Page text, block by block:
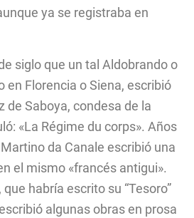
ya se registraba en
siglo que un tal Aldobrando o
en Florencia o Siena, escribió
de Saboya, condesa de la
«La Régime du corps». Años
da Canale escribió una
el mismo «francés antigui».
habría escrito su “Tesoro”
algunas obras en prosa